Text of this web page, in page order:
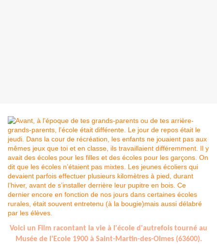
Voici un Film racontant la vie à l'école d'autrefois tourné au
Musée de l'Ecole 1900 à Saint-Martin-des-Olmes (63600).